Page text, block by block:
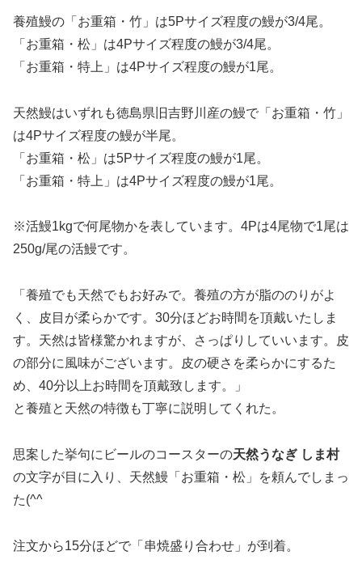
養殖鰻の「お重箱・竹」は5Pサイズ程度の鰻が3/4尾。
「お重箱・松」は4Pサイズ程度の鰻が3/4尾。
「お重箱・特上」は4Pサイズ程度の鰻が1尾。
天然鰻はいずれも徳島県旧吉野川産の鰻で「お重箱・竹」
は4Pサイズ程度の鰻が半尾。
「お重箱・松」は5Pサイズ程度の鰻が1尾。
「お重箱・特上」は4Pサイズ程度の鰻が1尾。
※活鰻1kgで何尾物かを表しています。4Pは4尾物で1尾は
250g/尾の活鰻です。
「養殖でも天然でもお好みで。養殖の方が脂ののりがよ
く、皮目が柔らかです。30分ほどお時間を頂戴いたしま
す。天然は皆様驚かれますが、さっぱりしていいます。皮
の部分に風味がございます。皮の硬さを柔らかにするた
め、40分以上お時間を頂戴致します。」
と養殖と天然の特徴も丁寧に説明してくれた。
思案した挙句にビールのコースターの天然うなぎ しま村
の文字が目に入り、天然鰻「お重箱・松」を頼んでしまっ
た(^^ゞ
注文から15分ほどで「串焼盛り合わせ」が到着。